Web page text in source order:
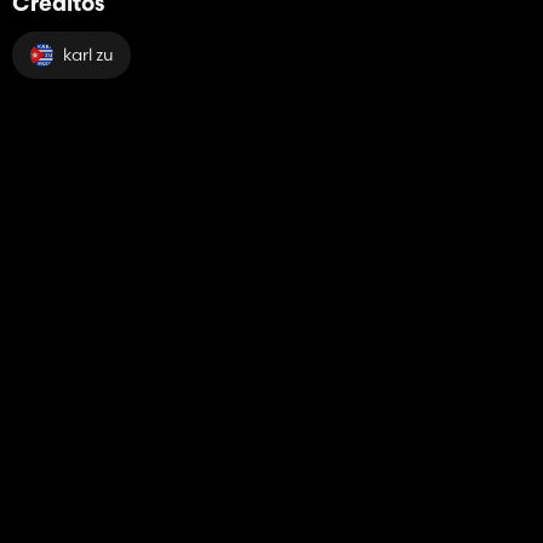
Créditos
karl zu